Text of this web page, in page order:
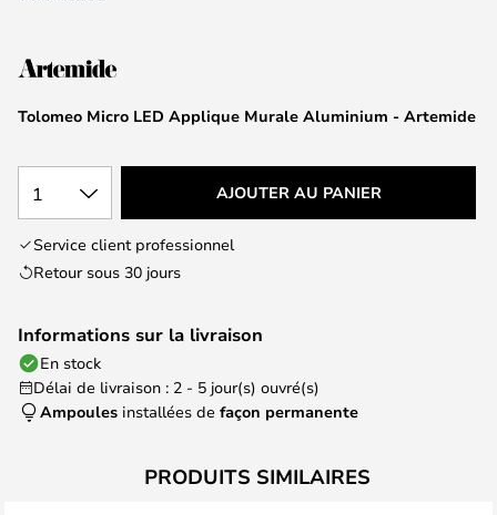
the
gallery
Tolomeo Micro LED Applique Murale Aluminium - Artemide
1 AJOUTER AU PANIER
Service client professionnel
Retour sous 30 jours
Informations sur la livraison
En stock
Délai de livraison : 2 - 5 jour(s) ouvré(s)
Ampoules installées de façon permanente
PRODUITS SIMILAIRES